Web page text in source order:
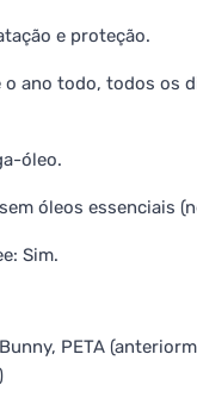
e proteção.
o ano todo, todos os
óleo.
óleos essenciais
Sim.
PETA